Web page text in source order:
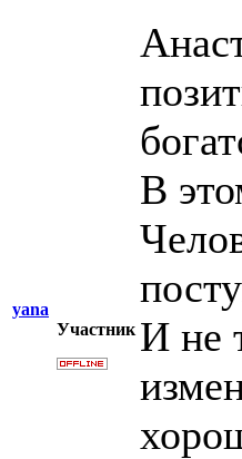
yana
Участник
В
И не